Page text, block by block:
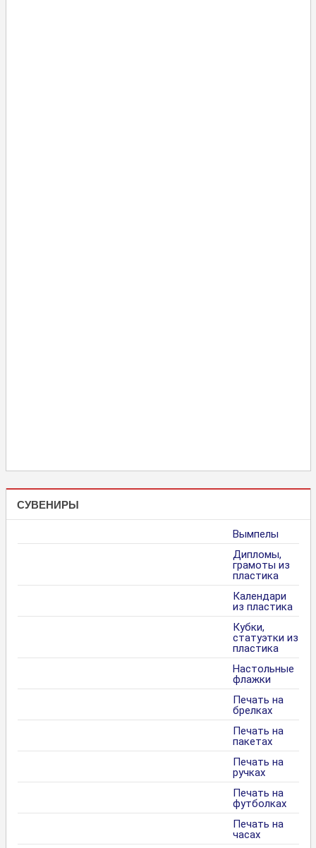
СУВЕНИРЫ
Вымпелы
Дипломы,
грамоты из
пластика
Календари
из пластика
Кубки,
статуэтки из
пластика
Настольные
флажки
Печать на
брелках
Печать на
пакетах
Печать на
ручках
Печать на
футболках
Печать на
часах